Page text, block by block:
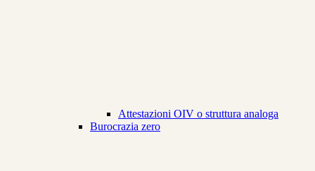
Attestazioni OIV o struttura analoga
Burocrazia zero